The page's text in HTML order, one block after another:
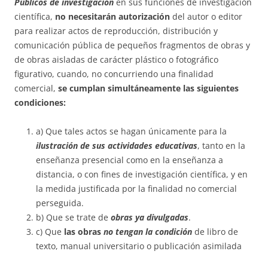
Públicos de investigación en sus funciones de investigación
científica, no necesitarán autorización del autor o editor
para realizar actos de reproducción, distribución y
comunicación pública de pequeños fragmentos de obras y
de obras aisladas de carácter plástico o fotográfico
figurativo, cuando, no concurriendo una finalidad
comercial, se cumplan simultáneamente las siguientes
condiciones:
a) Que tales actos se hagan únicamente para la
ilustración de sus actividades educativas, tanto en la
enseñanza presencial como en la enseñanza a
distancia, o con fines de investigación científica, y en
la medida justificada por la finalidad no comercial
perseguida.
b) Que se trate de obras ya divulgadas.
c) Que las obras no tengan la condición de libro de
texto, manual universitario o publicación asimilada